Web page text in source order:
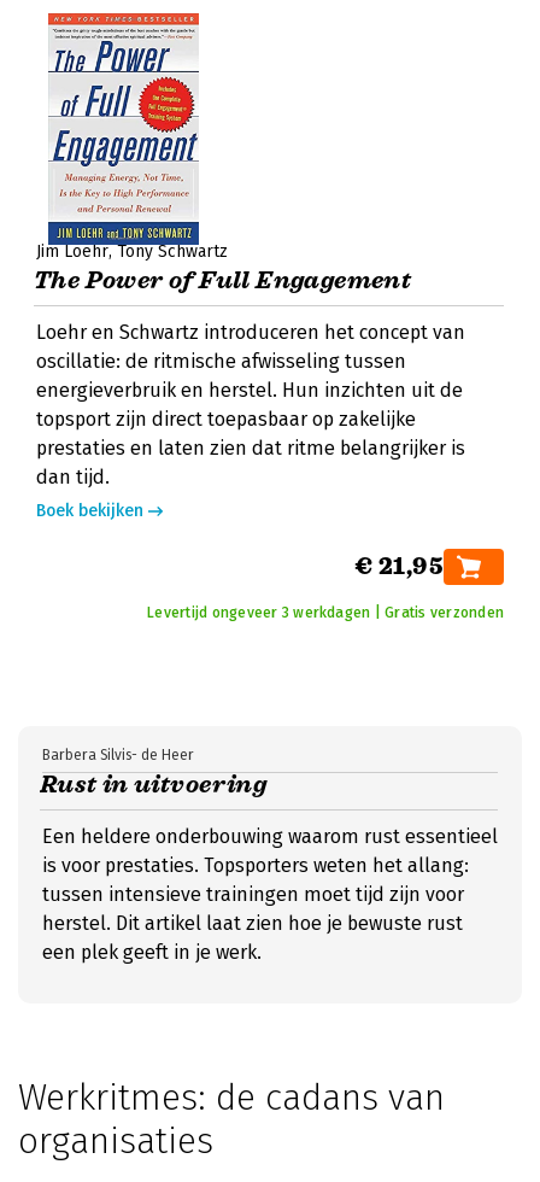
Jim Loehr Tony Schwartz
The Power of Full Engagement
Loehr en Schwartz introduceren het concept van
oscillatie: de ritmische afwisseling tussen
energieverbruik en herstel. Hun inzichten uit de
topsport zijn direct toepasbaar op zakelijke
prestaties en laten zien dat ritme belangrijker is
dan tijd.
Boek bekijken
€ 21,95
Levertijd ongeveer 3 werkdagen | Gratis verzonden
Rust in uitvoering
Barbera Silvis- de Heer
Een heldere onderbouwing waarom rust essentieel
is voor prestaties. Topsporters weten het allang:
tussen intensieve trainingen moet tijd zijn voor
herstel. Dit artikel laat zien hoe je bewuste rust
een plek geeft in je werk.
Werkritmes: de cadans van
organisaties